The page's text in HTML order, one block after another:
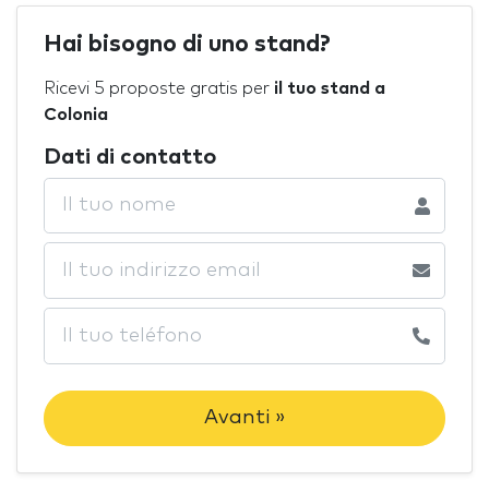
Hai bisogno di uno stand?
Ricevi 5 proposte gratis per il tuo stand a
Colonia
Dati di contatto
Avanti »